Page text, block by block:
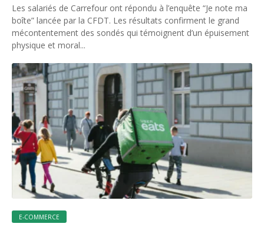
Les salariés de Carrefour ont répondu à l’enquête “Je note ma
boîte” lancée par la CFDT. Les résultats confirment le grand
mécontentement des sondés qui témoignent d’un épuisement
physique et moral...
E-COMMERCE